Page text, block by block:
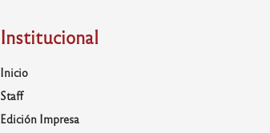
Institucional
Inicio
Staff
Edición Impresa